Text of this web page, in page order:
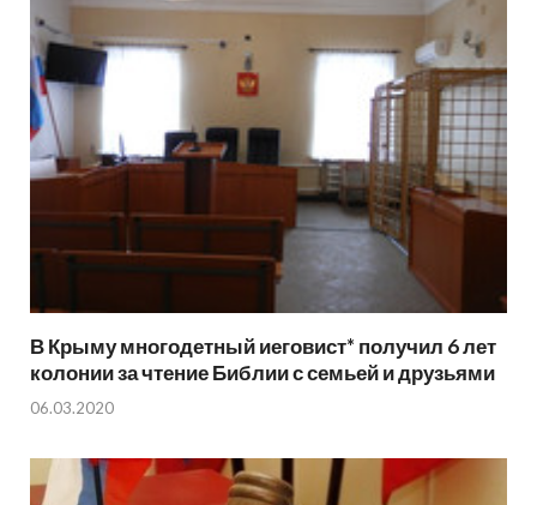
В Крыму многодетный иеговист* получил 6 лет
колонии за чтение Библии с семьей и друзьями
06.03.2020